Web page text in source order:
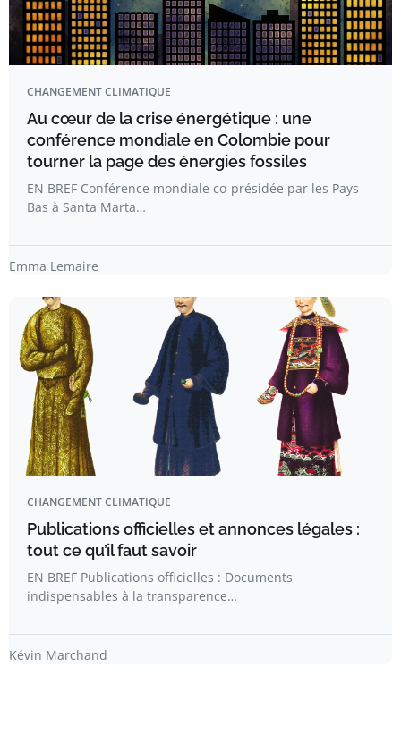
CHANGEMENT CLIMATIQUE
Au cœur de la crise énergétique : une
conférence mondiale en Colombie pour
tourner la page des énergies fossiles
EN BREF Conférence mondiale co-présidée par les Pays-
Bas à Santa Marta…
Emma Lemaire
CHANGEMENT CLIMATIQUE
Publications officielles et annonces légales :
tout ce qu’il faut savoir
EN BREF Publications officielles : Documents
indispensables à la transparence…
Kévin Marchand